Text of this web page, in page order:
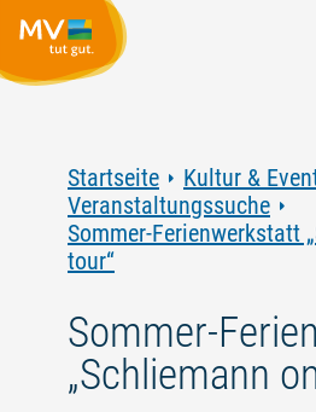
Startseite
Kultur &
Veranstaltungssuche
Sommer-Ferienwerkstatt
tour“
Sommer-
„Schliemann